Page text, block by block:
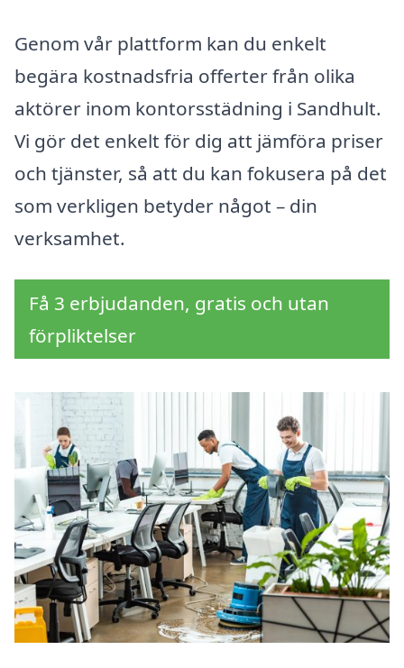
Genom vår plattform kan du enkelt
begära kostnadsfria offerter från olika
aktörer inom kontorsstädning i Sandhult.
Vi gör det enkelt för dig att jämföra priser
och tjänster, så att du kan fokusera på det
som verkligen betyder något – din
verksamhet.
Få 3 erbjudanden, gratis och utan
förpliktelser